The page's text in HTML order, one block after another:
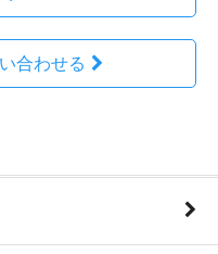
合わせる